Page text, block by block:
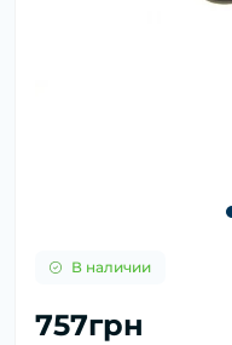
В наличии
757грн